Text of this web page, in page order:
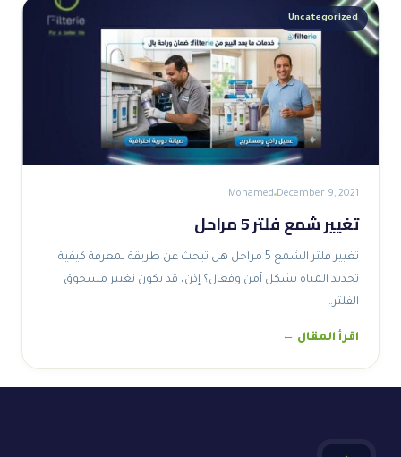
Uncategorized
December 9, 2021
Mohamed
تغيير شمع فلتر 5 مراحل
تغيير فلتر الشمع 5 مراحل هل تبحث عن طريقة لمعرفة كيفية
تحديد المياه بشكل آمن وفعال؟ إذن، قد يكون تغيير مسحوق
الفلتر…
اقرأ المقال ←